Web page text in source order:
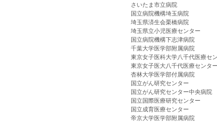
さいたま市立病院
国立病院機構埼玉病院
埼玉県済生会栗橋病院
埼玉県立小児医療センター
国立病院機構下志津病院
千葉大学医学部附属病院
東京女子医科大学八千代医療セ
東京女子医大八千代医療センタ
杏林大学医学部付属病院
国立がん研究センター
国立がん研究センター中央病院
国立国際医療研究センター
国立成育医療センター
帝京大学医学部附属病院